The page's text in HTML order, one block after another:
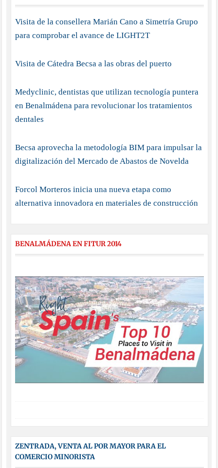
Visita de la consellera Marián Cano a Simetría Grupo
para comprobar el avance de LIGHT2T
Visita de Cátedra Becsa a las obras del puerto
Medyclinic, dentistas que utilizan tecnología puntera
en Benalmádena para revolucionar los tratamientos
dentales
Becsa aprovecha la metodología BIM para impulsar la
digitalización del Mercado de Abastos de Novelda
Forcol Morteros inicia una nueva etapa como
alternativa innovadora en materiales de construcción
BENALMÁDENA EN FITUR 2014
ZENTRADA, VENTA AL POR MAYOR PARA EL
COMERCIO MINORISTA